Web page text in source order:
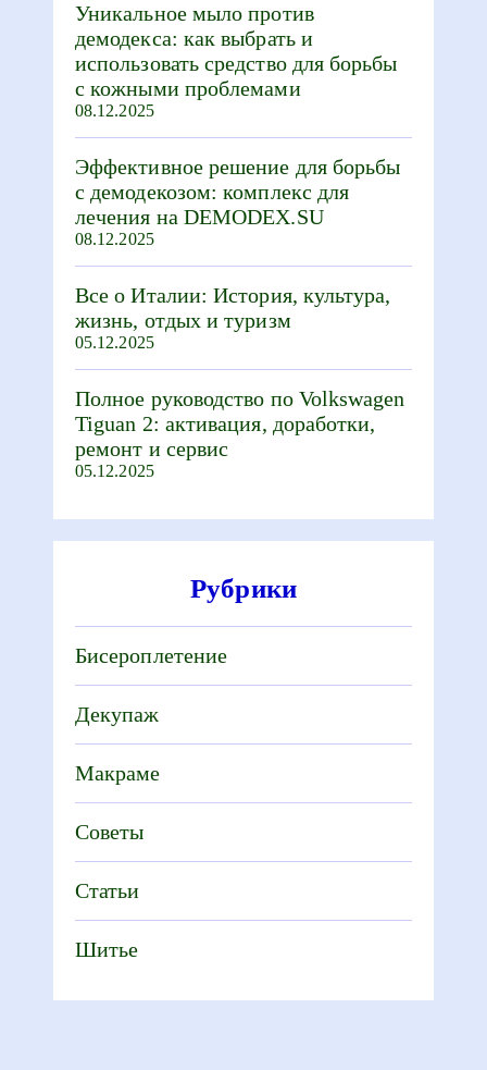
Уникальное мыло против
демодекса: как выбрать и
использовать средство для борьбы
с кожными проблемами
08.12.2025
Эффективное решение для борьбы
с демодекозом: комплекс для
лечения на DEMODEX.SU
08.12.2025
Все о Италии: История, культура,
жизнь, отдых и туризм
05.12.2025
Полное руководство по Volkswagen
Tiguan 2: активация, доработки,
ремонт и сервис
05.12.2025
Рубрики
Бисероплетение
Декупаж
Макраме
Советы
Статьи
Шитье